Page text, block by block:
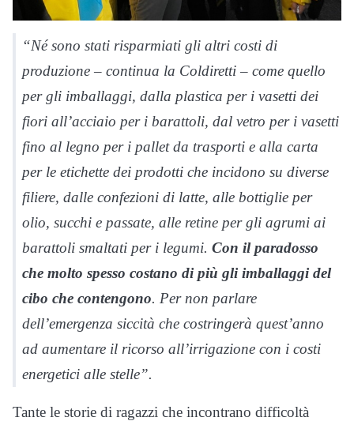
“Né sono stati risparmiati gli altri costi di
produzione – continua la Coldiretti – come quello
per gli imballaggi, dalla plastica per i vasetti dei
fiori all’acciaio per i barattoli, dal vetro per i vasetti
fino al legno per i pallet da trasporti e alla carta
per le etichette dei prodotti che incidono su diverse
filiere, dalle confezioni di latte, alle bottiglie per
olio, succhi e passate, alle retine per gli agrumi ai
barattoli smaltati per i legumi. Con il paradosso
che molto spesso costano di più gli imballaggi del
cibo che contengono. Per non parlare
dell’emergenza siccità che costringerà quest’anno
ad aumentare il ricorso all’irrigazione con i costi
energetici alle stelle”.
Tante le storie di ragazzi che incontrano difficoltà